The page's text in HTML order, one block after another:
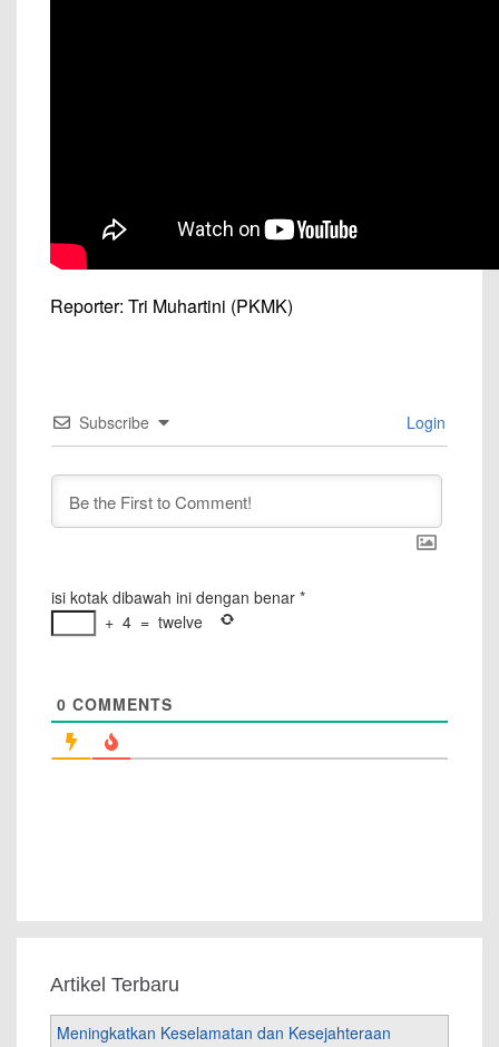
Reporter: Tri Muhartini (PKMK)
Subscribe Login
isi kotak dibawah ini dengan benar *
+ 4 = twelve
0 COMMENTS
Artikel Terbaru
Meningkatkan Keselamatan dan Kesejahteraan